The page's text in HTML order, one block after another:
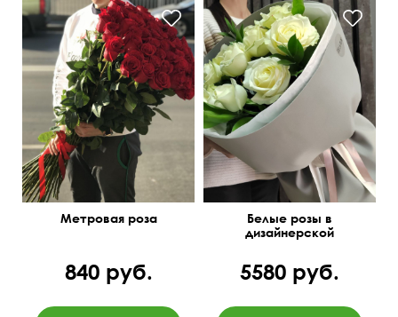
Метровая роза
840 руб.
50 см
Белые розы в
дизайнерской
5580 руб.